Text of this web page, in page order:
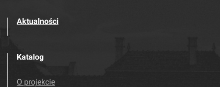
Aktualności
Katalog
O projekcie